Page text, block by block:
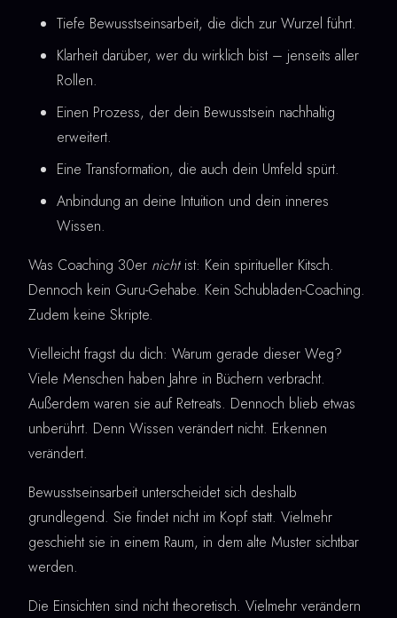
Tiefe Bewusstseinsarbeit, die dich zur Wurzel führt.
Klarheit darüber, wer du wirklich bist – jenseits aller
Rollen.
Einen Prozess, der dein Bewusstsein nachhaltig
erweitert.
Eine Transformation, die auch dein Umfeld spürt.
Anbindung an deine Intuition und dein inneres
Wissen.
Was Coaching 30er nichtist: Kein spiritueller Kitsch.
Dennoch kein Guru-Gehabe. Kein Schubladen-Coaching.
Zudem keine Skripte.
Vielleicht fragst du dich: Warum gerade dieser Weg?
Viele Menschen haben Jahre in Büchern verbracht.
Außerdem waren sie auf Retreats. Dennoch blieb etwas
unberührt. Denn Wissen verändert nicht. Erkennen
verändert.
Bewusstseinsarbeit unterscheidet sich deshalb
grundlegend. Sie findet nicht im Kopf statt. Vielmehr
geschieht sie in einem Raum, in dem alte Muster sichtbar
werden.
Die Einsichten sind nicht theoretisch. Vielmehr verändern